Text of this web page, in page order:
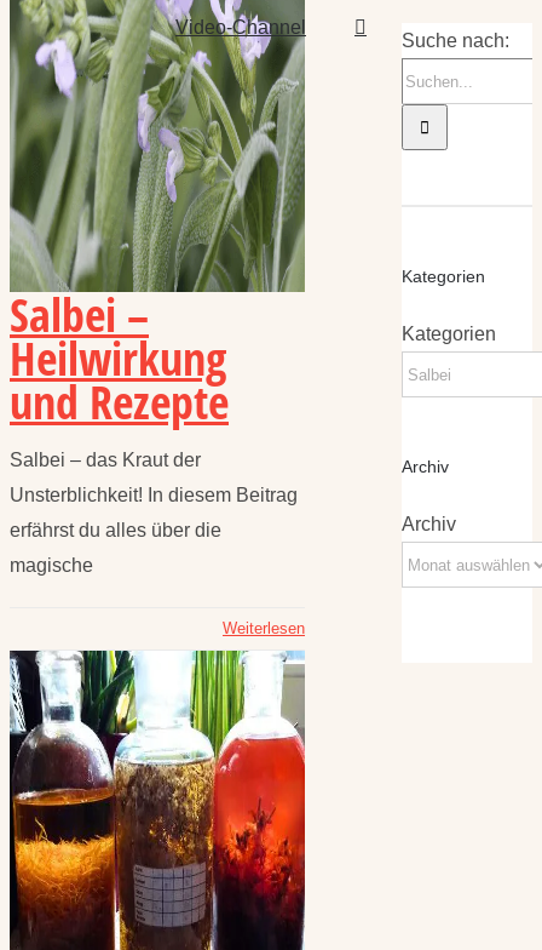
Video-Channel
Salbei –
Heilwirkung
und Rezepte
Salbei – das Kraut der
Unsterblichkeit! In diesem Beitrag
erfährst du alles über die
magische
Weiterlesen
Suche nach:
Kategorien
Kategorien
Archiv
Archiv